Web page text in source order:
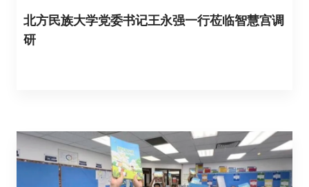
北方民族大学党委书记王永强一行莅临智慧宫调
研